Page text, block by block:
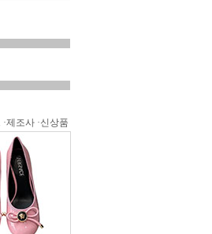
·제조사 ·신상품